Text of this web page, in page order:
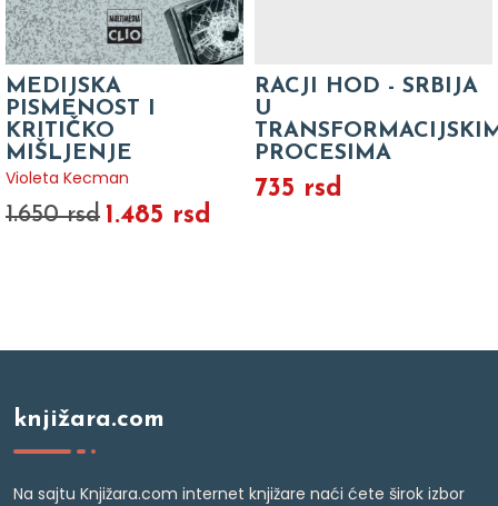
MEDIJSKA
PISMENOST I
KRITIČKO
MIŠLJENJE
Violeta Kecman
1.650 rsd 1.485 rsd
RACJI HOD - SRBIJA
U
PROCESIMA
735 rsd
knjižara.com
Na sajtu Knjižara.com internet knjižare naći ćete širok izbor